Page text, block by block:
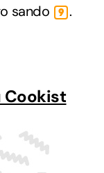
sando
9 .
Cookist